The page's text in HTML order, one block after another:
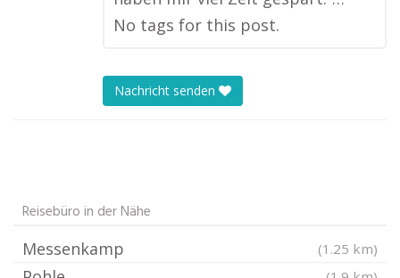
No tags for this post.
Nachricht senden
Reisebüro in der Nähe
Messenkamp (1.25 km)